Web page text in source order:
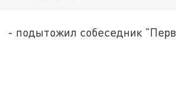
- подытожил собеседник